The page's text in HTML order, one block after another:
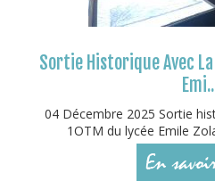
Sortie Historique Avec La
04 Décembre 2025 Sortie
1OTM du lycée Emile
En